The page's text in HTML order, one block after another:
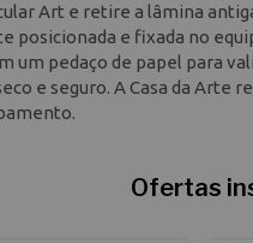
Art e retire a lâmina
posicionada e fixada no
um pedaço de papel para
e seguro. A Casa da Arte
Ofertas